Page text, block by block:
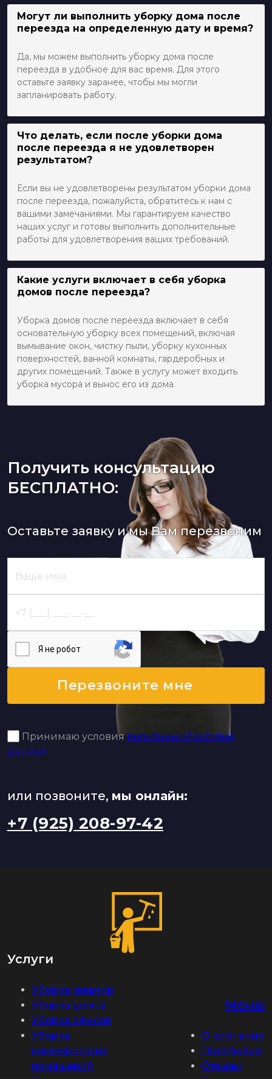
Могут ли выполнить уборку дома после
переезда на определенную дату и время?
Да, мы можем выполнить уборку дома после
переезда в удобное для вас время. Для этого
оставьте заявку заранее, чтобы мы могли
запланировать работу.
Что делать, если после уборки дома
после переезда я не удовлетворен
результатом?
Если вы не удовлетворены результатом уборки дома
после переезда, пожалуйста, обратитесь к нам с
вашими замечаниями. Мы гарантируем качество
наших услуг и готовы выполнить дополнительные
работы для удовлетворения ваших требований.
Какие услуги включает в себя уборка
домов после переезда?
Уборка домов после переезда включает в себя
основательную уборку всех помещений, включая
вымывание окон, чистку пыли, уборку кухонных
поверхностей, ванной комнаты, гардеробных и
других помещений. Также в услугу может входить
уборка мусора и вынос его из дома.
Получить консультацию
БЕСПЛАТНО:
Оставьте заявку и мы Вам перезвоним
Я нe poбoт
Перезвоните мне
Принимаю условия политики обработки
данных
или позвоните, мы онлайн:
+7 (925) 208-97-42
Услуги
Уборка квартир
Уборка домов
Уборка офисов
Уборка
коммерческих
помещений
Меню
О компании
Портфолио
Отзывы